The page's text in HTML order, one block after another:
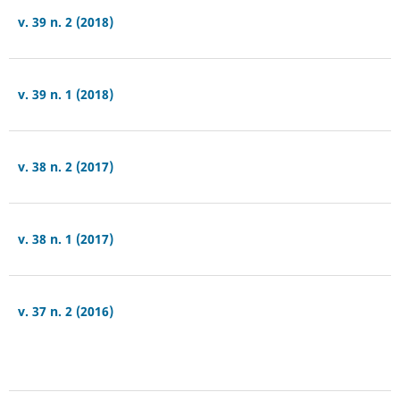
v. 39 n. 2 (2018)
v. 39 n. 1 (2018)
v. 38 n. 2 (2017)
v. 38 n. 1 (2017)
v. 37 n. 2 (2016)